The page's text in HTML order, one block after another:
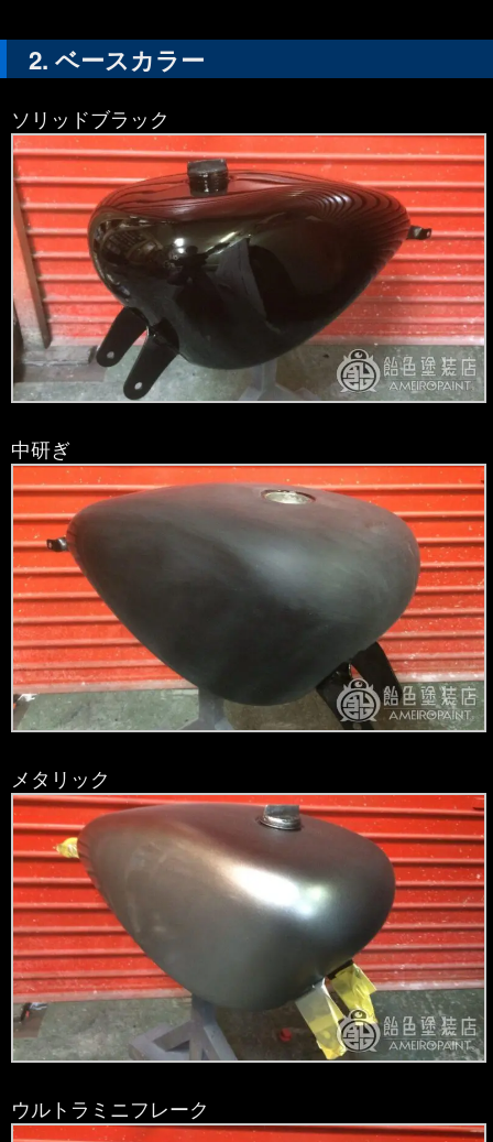
ベースカラー
ソリッドブラック
中研ぎ
メタリック
ウルトラミニフレーク